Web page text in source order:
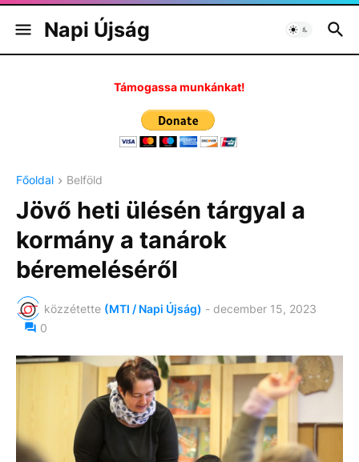
Napi Újság
Támogassa munkánkat!
Főoldal Belföld
Jövő heti ülésén tárgyal a
kormány a tanárok
béremeléséről
közzétette (MTI / Napi Újság) - december 15, 2023
0